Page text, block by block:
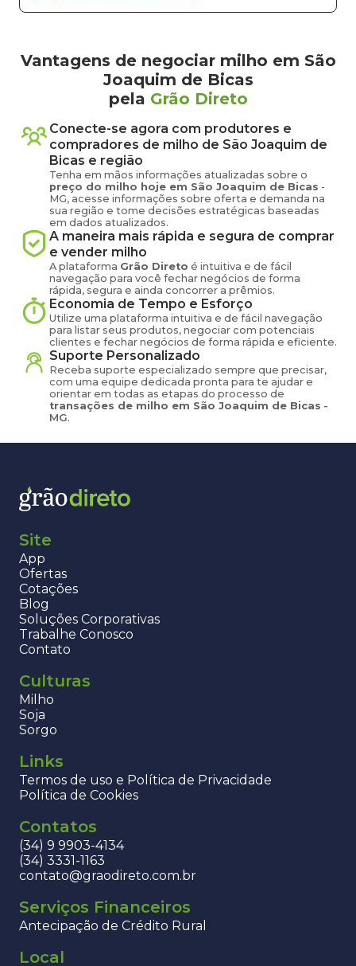
Vantagens de negociar milho em São
Joaquim de Bicas
pela Grão Direto
Conecte-se agora com produtores e
compradores de milho de São Joaquim de
Bicas e região
Tenha em mãos informações atualizadas sobre o
preço do milho hoje em São Joaquim de Bicas -
MG, acesse informações sobre oferta e demanda na
sua região e tome decisões estratégicas baseadas
em dados atualizados.
A maneira mais rápida e segura de comprar
e vender milho
A plataforma Grão Direto é intuitiva e de fácil
navegação para você fechar negócios de forma
rápida, segura e ainda concorrer a prêmios.
Economia de Tempo e Esforço
Utilize uma plataforma intuitiva e de fácil navegação
para listar seus produtos, negociar com potenciais
clientes e fechar negócios de forma rápida e eficiente.
Suporte Personalizado
Receba suporte especializado sempre que precisar,
com uma equipe dedicada pronta para te ajudar e
orientar em todas as etapas do processo de
transações de milho em São Joaquim de Bicas -
MG.
Site
App
Ofertas
Cotações
Blog
Soluções Corporativas
Trabalhe Conosco
Contato
Culturas
Milho
Soja
Sorgo
Links
Termos de uso e Política de Privacidade
Política de Cookies
Contatos
(34) 9 9903-4134
(34) 3331-1163
contato@graodireto.com.br
Serviços Financeiros
Antecipação de Crédito Rural
Local